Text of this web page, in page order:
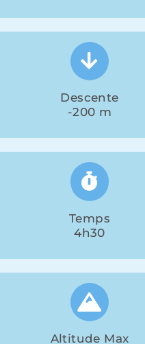
Descente
-200 m
Temps
4h30
Altitude Max